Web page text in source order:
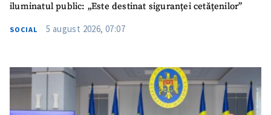
iluminatul public: „Este destinat siguranței cetățenilor”
SOCIAL 5 august 2026, 07:07